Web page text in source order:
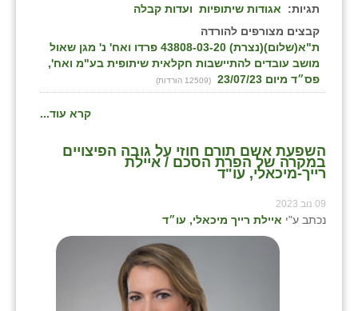
תגיות: אגודות שיתופיות ועדות קבלה
קבצים מצורפים להורדה
ת"א(שלום)(נצרת) 43808-03-20 פרדו ואח' נ' מגן שאול
מושב עובדים להתיישבות חקלאית שיתופית בע"מ ואח',
פס״ד מיום 23/07/23
(12509 הורדות)
קרא עוד...
השפעת אשם תורם חוזי על גובה הפיצויים
במקרה של הפרת הסכם / איילת
רייך-מיכאלי, עו"ד
09 נוב 2023
נכתב ע"י איילת רייך מיכאלי, עו״ד